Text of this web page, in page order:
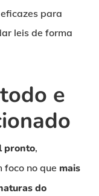
para
leis de forma
e
pronto,
foco no que mais
do